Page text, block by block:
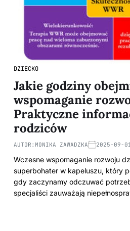
DZIECKO
Jakie godziny
wspomaganie
Praktyczne
rodziców
AUTOR: MONIKA ZAWADZKA 2025-09-
Wczesne wspomaganie rozwoju
superbohater w kapeluszu, który
gdy zaczynamy odczuwać
specjaliści zauważają